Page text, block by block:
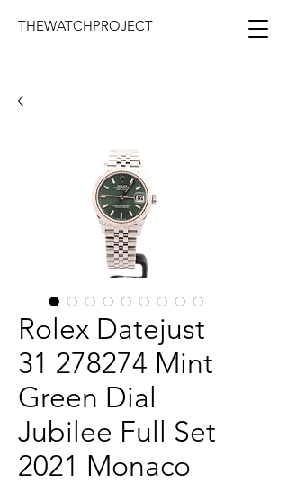
THEWATCHPROJECT
Rolex Datejust
31 278274 Mint
Green Dial
Jubilee Full Set
2021 Monaco